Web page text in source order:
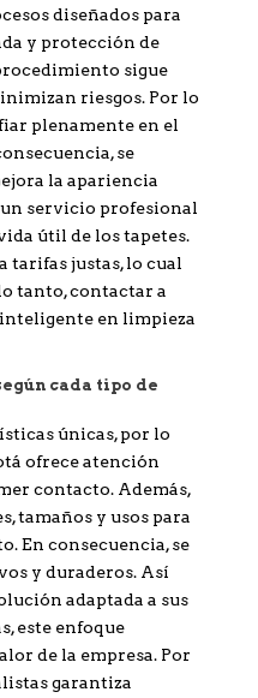
diseñados para
y protección de
sigue
riesgos. Por lo
plenamente en el
se
la apariencia
servicio profesional
útil de los tapetes.
tarifas justas, lo cual
tanto, contactar a
en limpieza
cada tipo de
únicas, por lo
ofrece atención
contacto. Además,
tamaños y usos para
En consecuencia, se
y duraderos. Así
adaptada a sus
este enfoque
de la empresa. Por
garantiza